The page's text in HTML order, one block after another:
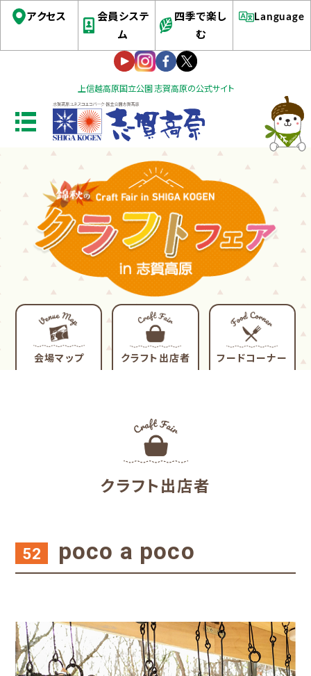
上信越高原国立公園 志賀高原の公式サイト
アクセス
会員システ
ム
四季で楽し
む
Language
会場マップ クラフト出店者 フードコーナー
クラフト出店者
52 poco a poco